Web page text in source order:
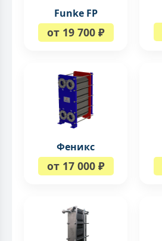
Funke FP
от 19 700 ₽
Феникс
от 17 000 ₽